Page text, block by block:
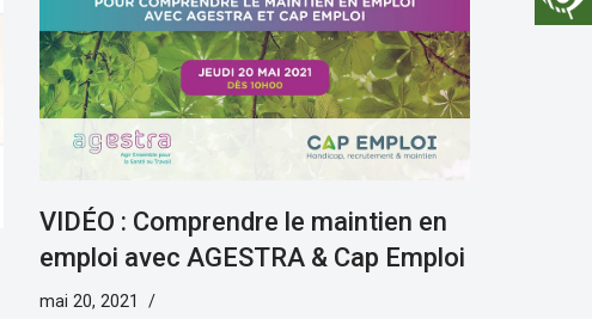
VIDÉO : Comprendre le maintien en
emploi avec AGESTRA & Cap Emploi
mai 20, 2021